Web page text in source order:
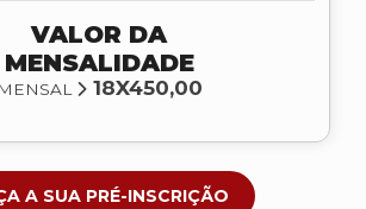
VALOR DA
MENSALIDADE
MENSAL 18X450,00
A SUA PRÉ-INSCRIÇÃO